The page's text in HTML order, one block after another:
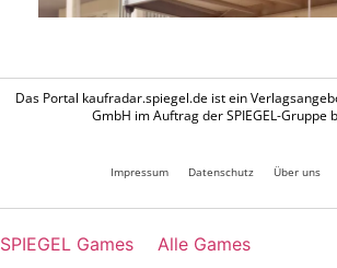
Das Portal kaufradar.spiegel.de ist ein
GmbH im Auftrag der SPIEGEL-Gruppe
Impressum Datenschutz Über uns
SPIEGEL Games Alle Games